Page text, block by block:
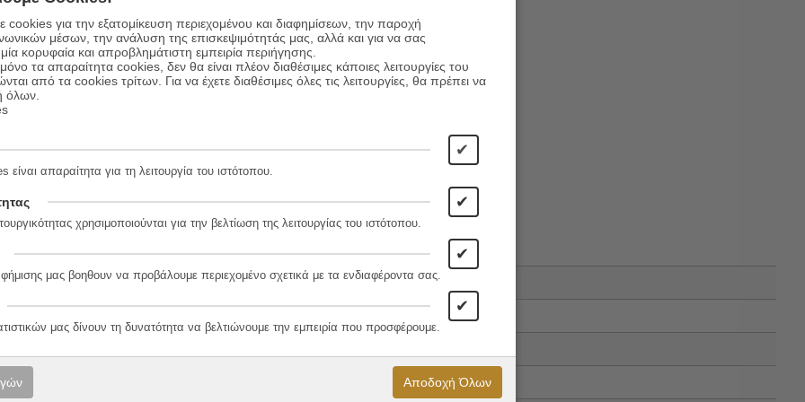
& Κώστας Δαρδανός
cookies για την εξατομίκευση περιεχομένου και διαφημίσεων, την παροχή
μέσων, την ανάλυση της επισκεψιμότητάς μας, αλλά και για να σας
κορυφαία και απροβλημάτιστη εμπειρία περιήγησης.
τα απαραίτητα cookies, δεν θα είναι πλέον διαθέσιμες κάποιες λειτουργίες του
από τα cookies τρίτων. Για να έχετε διαθέσιμες όλες τις λειτουργίες, θα πρέπει να
όλων.
✔
είναι απαραίτητα για τη λειτουργία του ιστότοπου.
✔
χρησιμοποιούνται για την βελτίωση της λειτουργίας του ιστότοπου.
✔
μας βοηθουν να προβάλουμε περιεχομένο σχετικά με τα ενδιαφέροντα σας.
✔
μας δίνουν τη δυνατότητα να βελτιώνουμε την εμπειρία που προσφέρουμε.
Αποδοχή Όλων